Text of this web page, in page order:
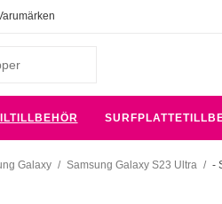
Galaxy / Samsung Galaxy S23 Ultra / -